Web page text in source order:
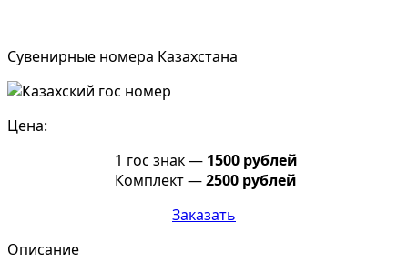
Сувенирные номера Казахстана
Цена:
1 гос знак — 1500 рублей
Комплект —2500 рублей
Заказать
Описание